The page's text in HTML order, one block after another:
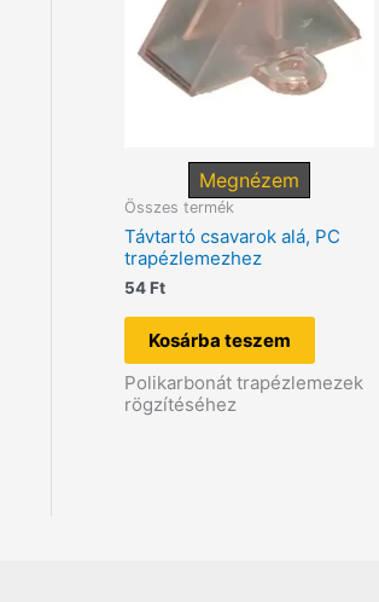
Megnézem
Összes termék
Távtartó csavarok alá, PC
trapézlemezhez
54Ft
Kosárba teszem
Polikarbonát trapézlemezek
rögzítéséhez